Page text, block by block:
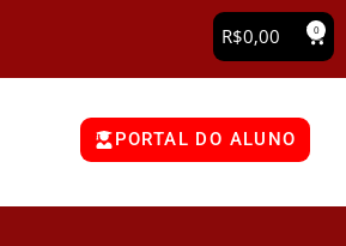
R$0,00 0
PORTAL DO ALUNO